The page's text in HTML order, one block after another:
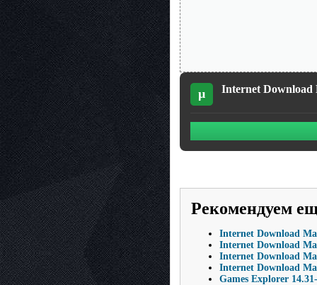
µ Internet Download
Рекомендуем
Internet Download
Internet Download
Internet Download
Internet Download
Games Explorer